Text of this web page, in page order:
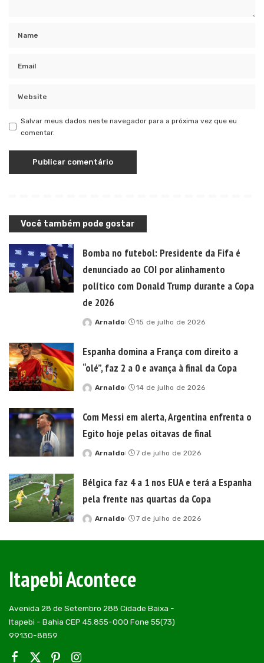
Salvar meus dados neste navegador para a próxima vez que eu
comentar.
Você também pode gostar
Bomba no futebol: Presidente da Fifa é
denunciado ao COI por alinhamento
político com Donald Trump durante a Copa
de 2026
Posted
Arnaldo 15 de julho de 2026
Espanha domina a França com direito a
“olé”, faz 2 a 0 e avança à final da Copa
Posted
Arnaldo 14 de julho de 2026
Com Messi em alerta, Argentina enfrenta o
Egito hoje pelas oitavas de final
Posted
Arnaldo 7 de julho de 2026
Bélgica faz 4 a 1 nos EUA e terá a Espanha
pela frente nas quartas da Copa
Posted
Arnaldo 7 de julho de 2026
Itapebi Acontece
Avenida 28 de Setembro 288 Cidade Baixa -
Itapebi - Bahia CEP 45.855-000 Fone 55(73)
99130-8859